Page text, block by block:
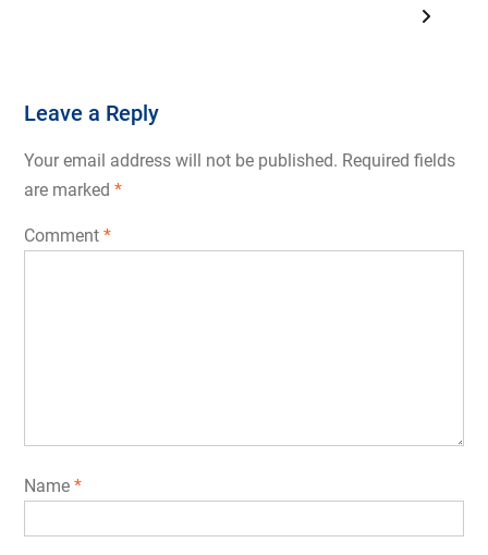
Leave a Reply
Your email address will not be published. Required fields
are marked *
Comment *
Name *